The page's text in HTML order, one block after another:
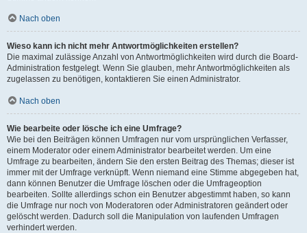
Nach oben
Wieso kann ich nicht mehr Antwortmöglichkeiten erstellen?
Die maximal zulässige Anzahl von Antwortmöglichkeiten wird durch die Board-
Administration festgelegt. Wenn Sie glauben, mehr Antwortmöglichkeiten als
zugelassen zu benötigen, kontaktieren Sie einen Administrator.
Nach oben
Wie bearbeite oder lösche ich eine Umfrage?
Wie bei den Beiträgen können Umfragen nur vom ursprünglichen Verfasser,
einem Moderator oder einem Administrator bearbeitet werden. Um eine
Umfrage zu bearbeiten, ändern Sie den ersten Beitrag des Themas; dieser ist
immer mit der Umfrage verknüpft. Wenn niemand eine Stimme abgegeben hat,
dann können Benutzer die Umfrage löschen oder die Umfrageoption
bearbeiten. Sollte allerdings schon ein Benutzer abgestimmt haben, so kann
die Umfrage nur noch von Moderatoren oder Administratoren geändert oder
gelöscht werden. Dadurch soll die Manipulation von laufenden Umfragen
verhindert werden.